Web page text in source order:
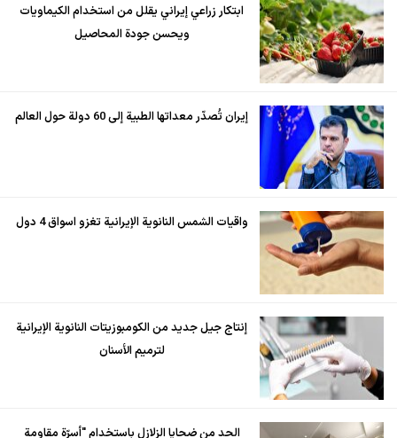
ابتكار زراعي إيراني يقلل من استخدام الكيماويات
ويحسن جودة المحاصيل
إيران تُصدّر معداتها الطبية إلى 60 دولة حول العالم
واقيات الشمس النانوية الإيرانية تغزو اسواق 4 دول
إنتاج جيل جديد من الكومبوزيتات النانوية الإيرانية
لترميم الأسنان
الحد من ضحايا الزلازل باستخدام "أسرّة مقاومة